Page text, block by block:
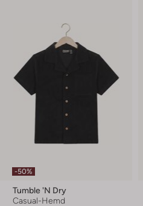
-50%
Tumble 'n Dry
Casual-Hemd